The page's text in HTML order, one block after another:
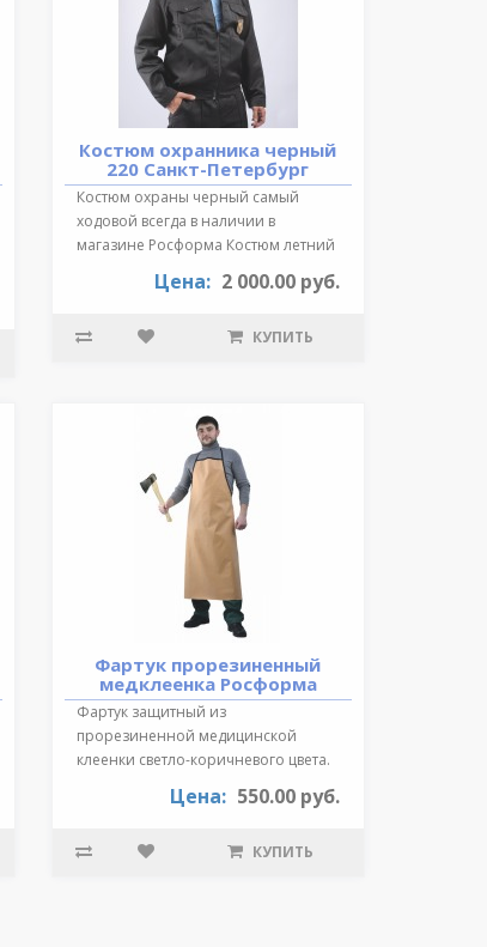
Костюм охранника черный
220 Санкт-Петербург
Костюм охраны черный самый
ходовой всегда в наличии в
магазине Росформа Костюм летний
Цена: 2 000.00 руб.
КУПИТЬ
Фартук прорезиненный
медклеенка Росформа
Фартук защитный из
прорезиненной медицинской
клеенки светло-коричневого цвета.
Цена: 550.00 руб.
КУПИТЬ